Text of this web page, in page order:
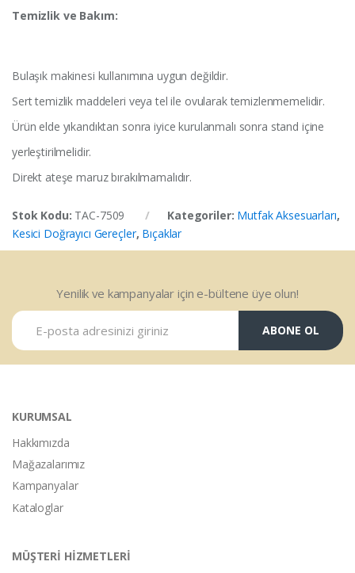
Temizlik ve Bakım:
Bulaşık makinesi kullanımına uygun değildir.
Sert temizlik maddeleri veya tel ile ovularak temizlenmemelidir.
Ürün elde yıkandıktan sonra iyice kurulanmalı sonra stand içine
yerleştirilmelidir.
Direkt ateşe maruz bırakılmamalıdır.
Stok Kodu: TAC-7509 Kategoriler: Mutfak Aksesuarları,
Kesici Doğrayıcı Gereçler, Bıçaklar
Yenilik ve kampanyalar için e-bültene üye olun!
ABONE OL
KURUMSAL
Hakkımızda
Mağazalarımız
Kampanyalar
Kataloglar
MÜŞTERİ HİZMETLERİ